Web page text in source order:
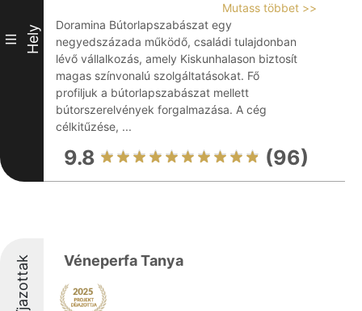
III Hely
Mutass többet >>
Doramina Bútorlapszabászat egy
negyedszázada működő, családi tulajdonban
lévő vállalkozás, amely Kiskunhalason biztosít
magas színvonalú szolgáltatásokat. Fő
profiljuk a bútorlapszabászat mellett
bútorszerelvények forgalmazása. A cég
célkitűzése, ...
9.8 (96)
Díjazottak Véneperfa Tanya